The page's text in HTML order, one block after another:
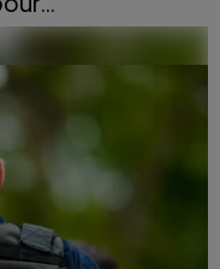
de départs de feu,
a lancé un appel
en aide...